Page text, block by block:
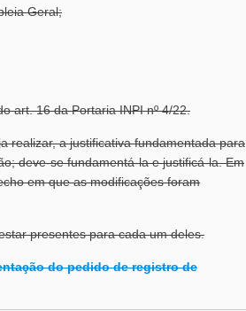
Geral;
art. 16 da Portaria INPI nº 4/22.
realizar, a justificativa fundamentada para
deve-se fundamentá-la e justificá-la. Em
em que as modificações foram
presentes para cada um deles.
do pedido de registro de